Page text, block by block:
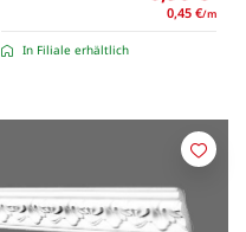
0,45 €/m
In Filiale erhältlich